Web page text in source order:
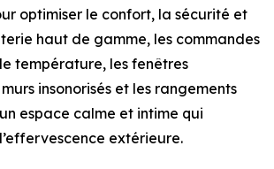
optimiser le confort, la sécurité et
haut de gamme, les commandes
température, les fenêtres
insonorisés et les rangements
espace calme et intime qui
extérieure.